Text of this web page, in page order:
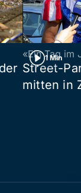
1 Min
«Ein Tag im
Street-
mitten in